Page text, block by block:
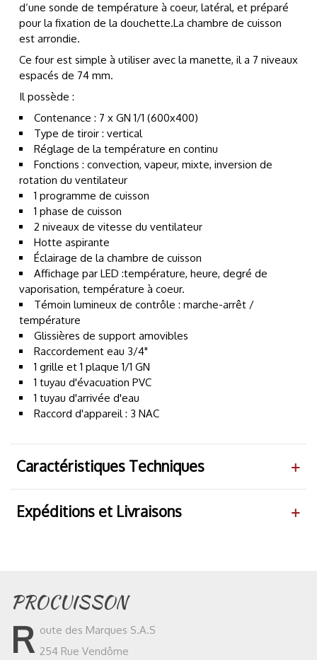
d‘une sonde de température à coeur, latéral, et préparé
pour la fixation de la douchette.La chambre de cuisson
est arrondie.
Ce four est simple à utiliser avec la manette, il a 7 niveaux
espacés de 74 mm.
Il possède :
Contenance : 7 x GN 1/1 (600x400)
Type de tiroir : vertical
Réglage de la température en continu
Fonctions : convection, vapeur, mixte, inversion de
rotation du ventilateur
1 programme de cuisson
1 phase de cuisson
2 niveaux de vitesse du ventilateur
Hotte aspirante
Éclairage de la chambre de cuisson
Affichage par LED :température, heure, degré de
vaporisation, température à coeur.
Témoin lumineux de contrôle : marche-arrêt /
température
Glissières de support amovibles
Raccordement eau 3/4"
1 grille et 1 plaque 1/1 GN
1 tuyau d'évacuation PVC
1 tuyau d'arrivée d'eau
Raccord d'appareil : 3 NAC
Caractéristiques Techniques
Expéditions et Livraisons
PROCUISSON
R oute des Marques S.A.S
254 Rue Vendôme